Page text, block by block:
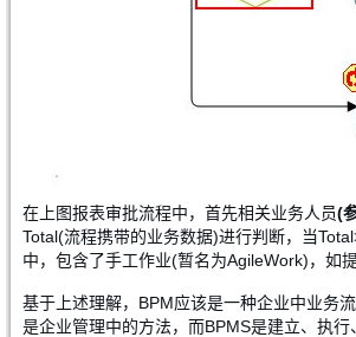
在上图报表审批流程中，首先相关业务人员(
Total(流程携带的业务数据)进行判断，当
中，包含了手工作业(暂名为AgileWork)，如
基于上述理解，BPM应该是一种企业中业务
是企业管理中的方法，而BPMS是建立、执